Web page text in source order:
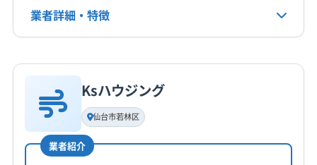
非公開
公式サイトなし
業者詳細・特徴
基本情報
代表者名
所在地
Ksハウジング
仙台市若林区
業者紹介